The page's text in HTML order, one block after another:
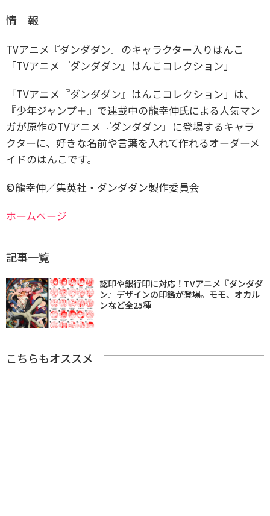
情 報
TVアニメ『ダンダダン』のキャラクター入りはんこ
「TVアニメ『ダンダダン』はんこコレクション」
「TVアニメ『ダンダダン』はんこコレクション」は、
『少年ジャンプ＋』で連載中の龍幸伸氏による人気マン
ガが原作のTVアニメ『ダンダダン』に登場するキャラ
クターに、好きな名前や言葉を入れて作れるオーダーメ
イドのはんこです。
©龍幸伸／集英社・ダンダダン製作委員会
ホームページ
記事一覧
認印や銀行印に対応！TVアニメ『ダンダダ
ン』デザインの印鑑が登場。モモ、オカル
ンなど全25種
こちらもオススメ